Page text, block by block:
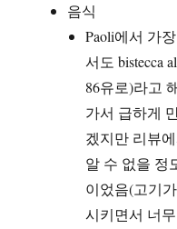
음식
Paoli에서 가
서도 bistecca
86유로)라고
가서 급하게
겠지만 리뷰
알 수 없을 정
이었음(고기
시키면서 너